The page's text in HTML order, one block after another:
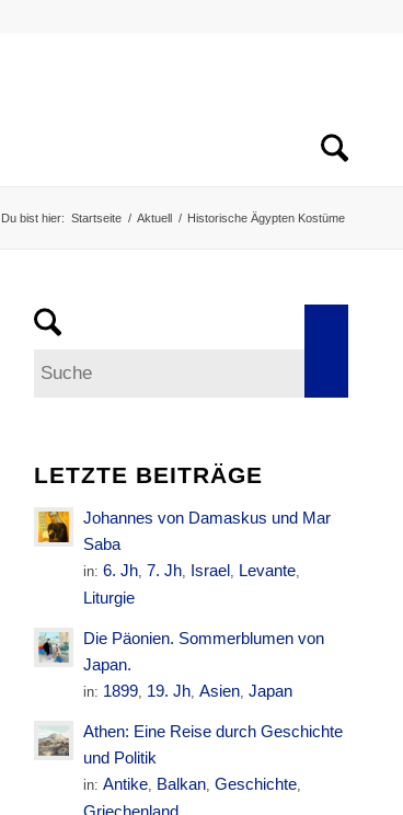
Du bist hier: Startseite / Aktuell / Historische Ägypten Kostüme
LETZTE BEITRÄGE
Johannes von Damaskus und Mar
Saba
in:6. Jh, 7. Jh, Israel, Levante,
Liturgie
Die Päonien. Sommerblumen von
Japan.
in: 1899, 19. Jh,Asien,Japan
Athen: Eine Reise durch Geschichte
und Politik
in:Antike, Balkan,Geschichte,
Griechenland